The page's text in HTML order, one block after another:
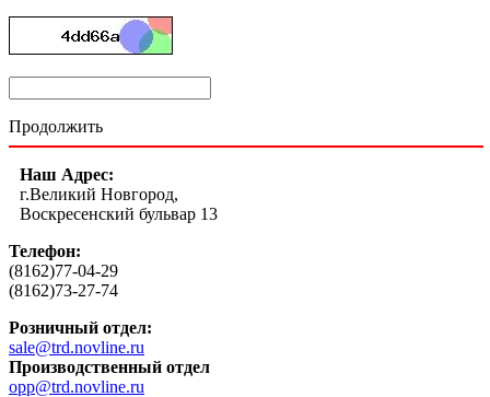
Продолжить
Наш Адрес:
г.Великий Новгород,
Воскресенский бульвар 13
Телефон:
(8162)77-04-29
(8162)73-27-74
Розничный отдел:
sale@trd.novline.ru
Производственный отдел
opp@trd.novline.ru